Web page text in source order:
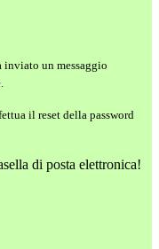
inviato un messaggio
il reset della password
di posta elettronica!